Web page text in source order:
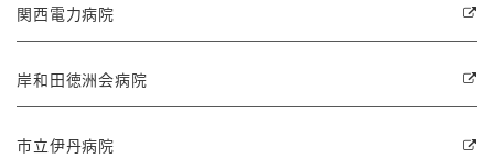
関西電力病院
岸和田徳洲会病院
市立伊丹病院